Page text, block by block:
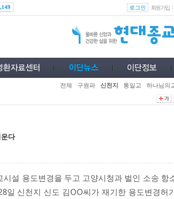
로그인 회원가입
전체 구원파 신천지 통일교 하나님의
다
설 용도변경을 두고 고양시청과 벌인 소송 항
일 신천지 신도 김OO씨가 재기한 용도변경허